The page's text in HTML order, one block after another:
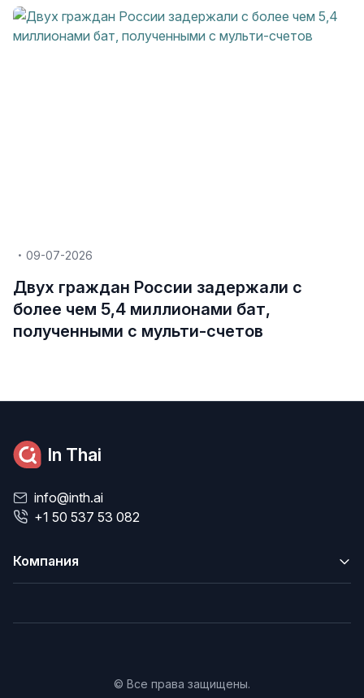
09-07-2026
Двух граждан России задержали с
более чем 5,4 миллионами бат,
полученными с мульти-счетов
In Thai
info@inth.ai
+1 50 537 53 082
Компания
© Все права защищены.